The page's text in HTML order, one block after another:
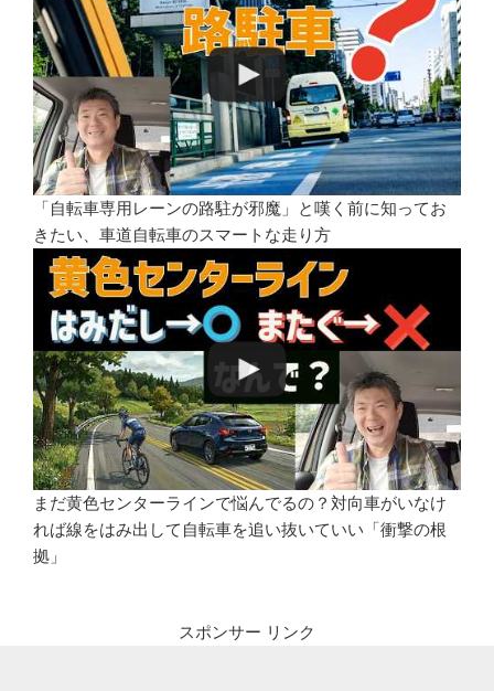
「自転車専用レーンの路駐が邪魔」と嘆く前に知ってお
きたい、車道自転車のスマートな走り方
まだ黄色センターラインで悩んでるの？対向車がいなけ
れば線をはみ出して自転車を追い抜いていい「衝撃の根
拠」
スポンサー リンク